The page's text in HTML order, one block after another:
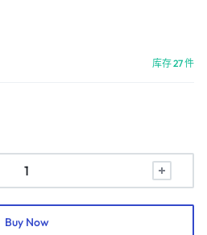
库存 27 件
Buy Now